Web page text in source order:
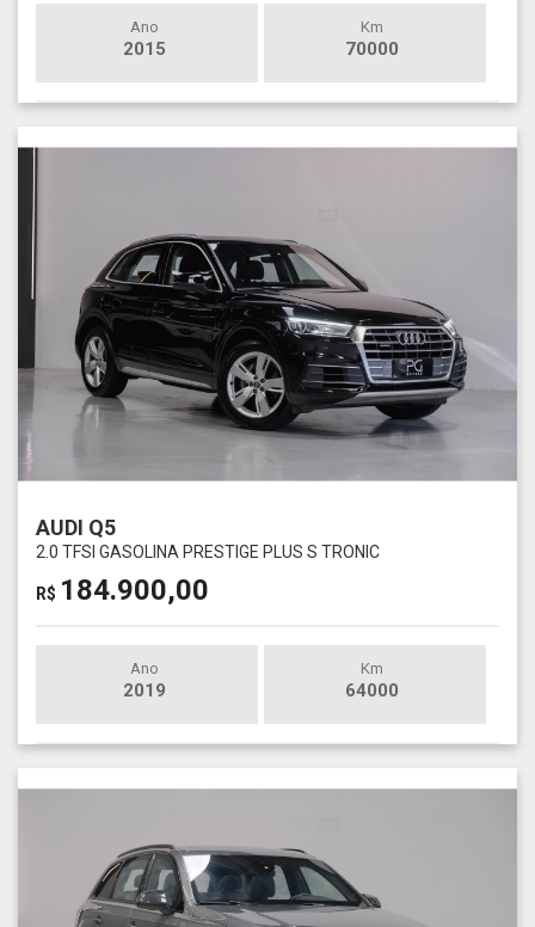
Ano
2015
Km
70000
AUDI Q5
2.0 TFSI GASOLINA PRESTIGE PLUS S TRONIC
R$ 184.900,00
Ano
2019
Km
64000